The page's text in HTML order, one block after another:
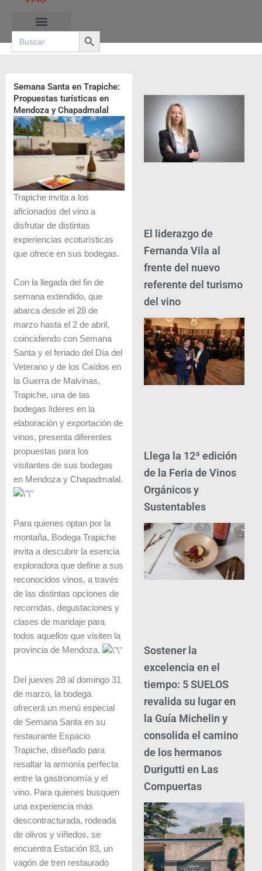
contenido
Search
for:
Search Button
Semana Santa en Trapiche:
Propuestas turísticas en
Mendoza y Chapadmalal
Trapiche invita a los
aficionados del vino a
disfrutar de distintas
experiencias ecoturísticas
que ofrece en sus bodegas.
Con la llegada del fin de
semana extendido, que
abarca desde el 28 de
marzo hasta el 2 de abril,
coincidiendo con Semana
Santa y el feriado del Día del
Veterano y de los Caídos en
la Guerra de Malvinas,
Trapiche, una de las
bodegas líderes en la
elaboración y exportación de
vinos, presenta diferentes
propuestas para los
visitantes de sus bodegas
en Mendoza y Chapadmalal.
Para quienes optan por la
montaña, Bodega Trapiche
invita a descubrir la esencia
exploradora que define a sus
reconocidos vinos, a través
de las distintas opciones de
recorridas, degustaciones y
clases de maridaje para
todos aquellos que visiten la
provincia de Mendoza.
Del jueves 28 al domingo 31
de marzo, la bodega
ofrecerá un menú especial
de Semana Santa en su
restaurante Espacio
Trapiche, diseñado para
resaltar la armonía perfecta
entre la gastronomía y el
vino. Para quienes busquen
una experiencia más
descontracturada, rodeada
de olivos y viñedos, se
encuentra Estación 83, un
vagón de tren restaurado
El liderazgo de
Fernanda Vila al
frente del nuevo
referente del turismo
del vino
Llega la 12ª edición
de la Feria de Vinos
Orgánicos y
Sustentables
Sostener la
excelencia en el
tiempo: 5 SUELOS
revalida su lugar en
la Guía Michelin y
consolida el camino
de los hermanos
Durigutti en Las
Compuertas